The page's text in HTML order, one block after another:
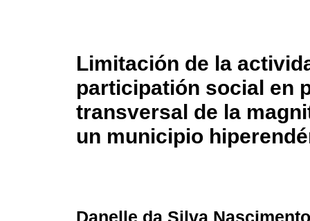
Limitación de la
participatión social en
transversal de la
un municipio
Danelle da Silva